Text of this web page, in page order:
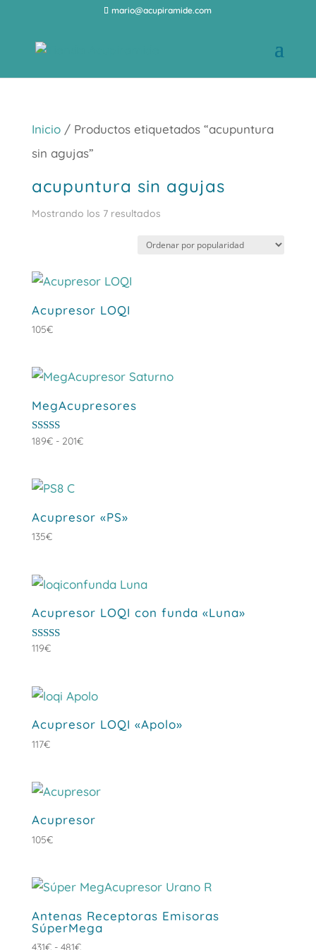
mario@acupiramide.com
Inicio/ Productos etiquetados “acupuntura
sin agujas”
acupuntura sin agujas
Mostrando los 7 resultadosOrdenado
Acupresor LOQI
105€
MegAcupresores
Valorado
189€ - 201€Rango
hasta
Acupresor «PS»
135€
Acupresor LOQI con funda «Luna»
Valorado
119€
Acupresor LOQI «Apolo»
117€
Acupresor
105€
Antenas Receptoras Emisoras
SúperMega
431€ - 481€Rango